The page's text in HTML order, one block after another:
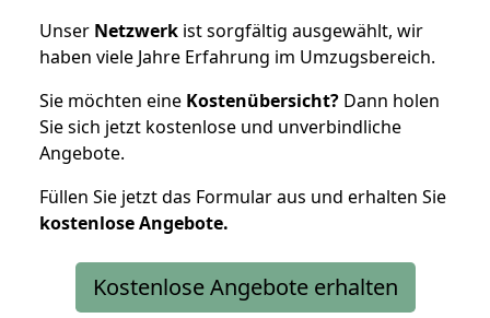
Unser Netzwerk ist sorgfältig ausgewählt, wir
haben viele Jahre Erfahrung im Umzugsbereich.
Sie möchten eine Kostenübersicht? Dann holen
Sie sich jetzt kostenlose und unverbindliche
Angebote.
Füllen Sie jetzt das Formular aus und erhalten Sie
kostenloseAngebote.
Kostenlose Angebote erhalten